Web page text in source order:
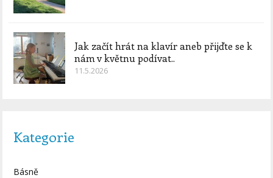
Jak začít hrát na klavír aneb přijďte se k
nám v květnu podívat..
11.5.2026
Kategorie
Básně